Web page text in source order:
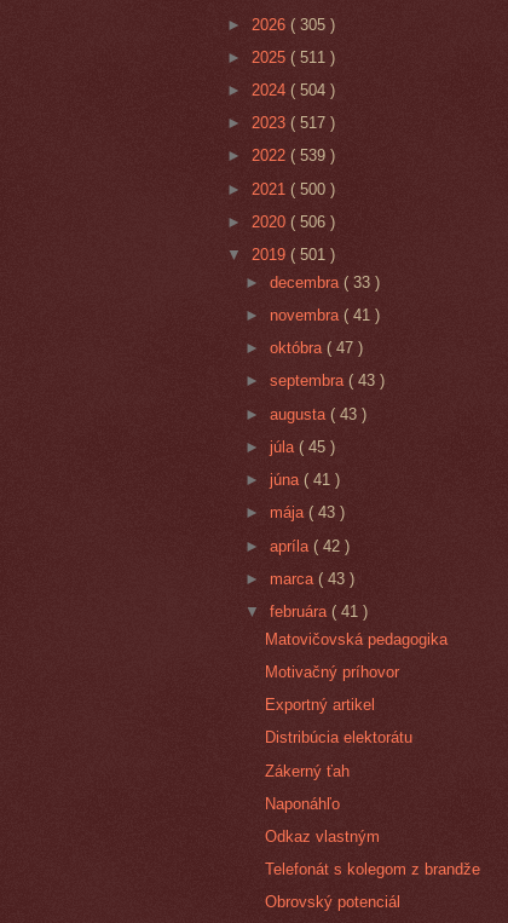
► 2026 ( 305 )
► 2025 ( 511 )
► 2024 ( 504 )
► 2023 ( 517 )
► 2022 ( 539 )
► 2021 ( 500 )
► 2020 ( 506 )
▼ 2019 ( 501 )
►decembra( 33 )
► novembra( 41 )
►októbra( 47 )
►septembra( 43 )
►augusta( 43 )
►júla( 45 )
►júna( 41 )
►mája( 43 )
►apríla ( 42 )
►marca( 43 )
▼februára( 41 )
Matovičovská pedagogika
Motivačný príhovor
Exportný artikel
Distribúcia elektorátu
Zákerný ťah
Naponáhľo
Odkaz vlastným
Telefonát s kolegom z brandže
Obrovský potenciál